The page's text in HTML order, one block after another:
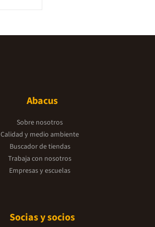
Abacus
Sobre nosotros
Calidad y medio ambiente
Buscador de tiendas
Trabaja con nosotros
Empresas y escuelas
Socias y socios